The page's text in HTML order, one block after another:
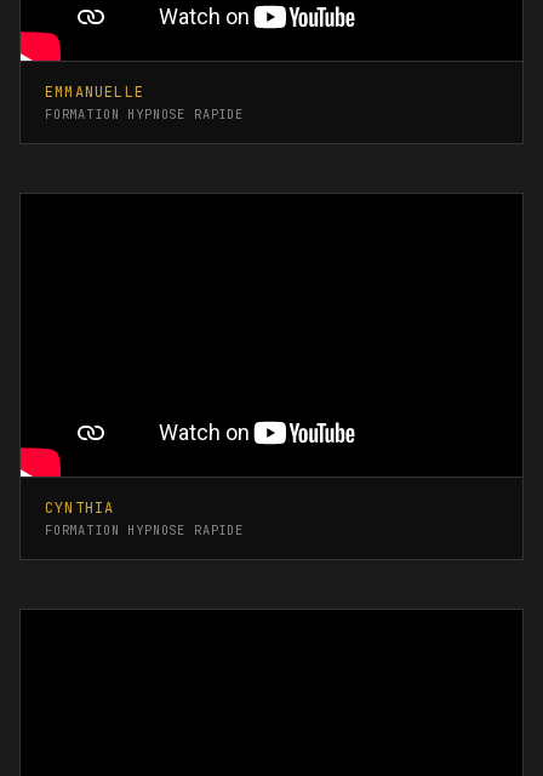
EMMANUELLE
FORMATION HYPNOSE RAPIDE
CYNTHIA
FORMATION HYPNOSE RAPIDE